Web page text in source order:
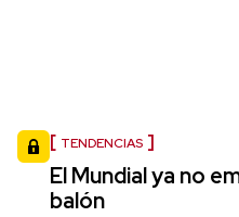
TENDENCIAS
El Mundial ya no
balón